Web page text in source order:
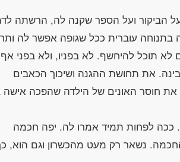
הביקור ועל הספר שקנה לה, הרשתה
בתנוחה עוברית ככל שגופה אפשר לה
תוכל להיחשף. לא בפניו, ולא בפני
את תחושת ההגנה ושיכוך הכאבים
חוסר האונים של הילדה שהפכה אישה
ככה לפחות תמיד אמרו לה. יפה חכמה
נשאר רק מעט מהכשרון וגם הוא,